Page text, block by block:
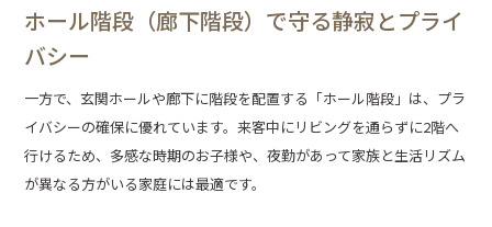
ホール階段（廊下階段）で守る静寂とプライ
バシー
一方で、玄関ホールや廊下に階段を配置する「ホール階段」は、プラ
イバシーの確保に優れています。来客中にリビングを通らずに2階へ
行けるため、多感な時期のお子様や、夜勤があって家族と生活リズム
が異なる方がいる家庭には最適です。